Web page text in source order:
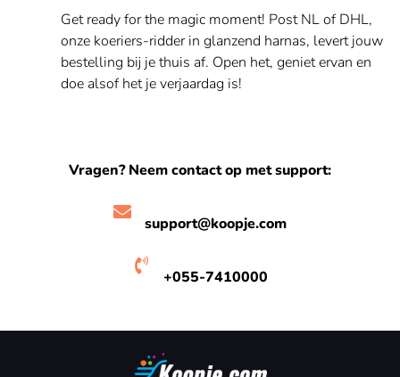
Get ready for the magic moment! Post NL of DHL,
onze koeriers-ridder in glanzend harnas, levert jouw
bestelling bij je thuis af. Open het, geniet ervan en
doe alsof het je verjaardag is!
Vragen? Neem contact op met support:
support@koopje.com
+055-7410000